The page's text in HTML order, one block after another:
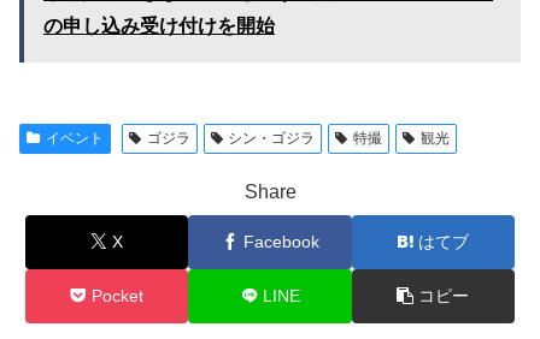
の申し込み受け付けを開始
イベント ゴジラ シン・ゴジラ 特撮 観光
Share
X Facebook はてブ
Pocket LINE コピー